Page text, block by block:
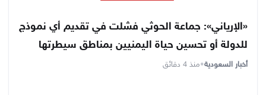
«الإرياني»: جماعة الحوثي فشلت في تقديم أي نموذج
للدولة أو تحسين حياة اليمنيين بمناطق سيطرتها
أخبار السعودية•منذ 4 دقائق